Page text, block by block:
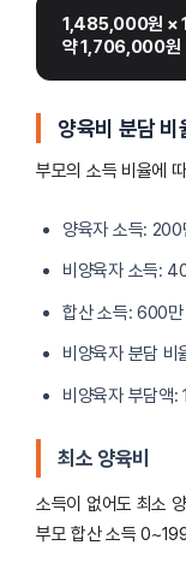
1,485,000원 ×
약 1,706,000원
양육비 분담 비
부모의 소득 비율에
양육자 소득: 200
비양육자 소득:
합산 소득: 600만
비양육자 분담
비양육자 부담
최소 양육비
소득이 없어도 최소
부모 합산 소득